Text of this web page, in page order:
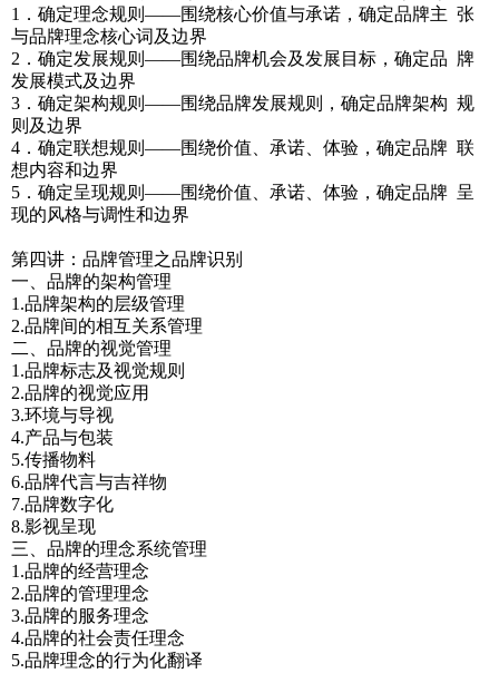
1．确定理念规则——围绕核心价值与承诺，确定品牌主 张
与品牌理念核心词及边界
2．确定发展规则——围绕品牌机会及发展目标，确定品 牌
发展模式及边界
3．确定架构规则——围绕品牌发展规则，确定品牌架构 规
则及边界
4．确定联想规则——围绕价值、承诺、体验，确定品牌 联
想内容和边界
5．确定呈现规则——围绕价值、承诺、体验，确定品牌 呈
现的风格与调性和边界
第四讲：品牌管理之品牌识别
一、品牌的架构管理
1.品牌架构的层级管理
2.品牌间的相互关系管理
二、品牌的视觉管理
1.品牌标志及视觉规则
2.品牌的视觉应用
3.环境与导视
4.产品与包装
5.传播物料
6.品牌代言与吉祥物
7.品牌数字化
8.影视呈现
三、品牌的理念系统管理
1.品牌的经营理念
2.品牌的管理理念
3.品牌的服务理念
4.品牌的社会责任理念
5.品牌理念的行为化翻译